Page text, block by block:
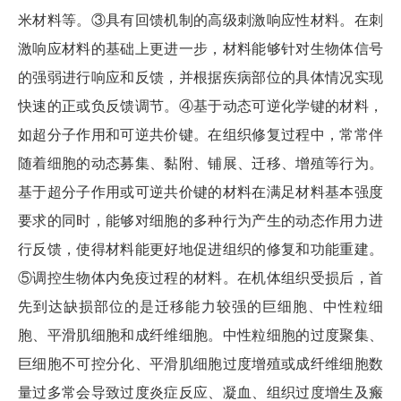
米材料等。③具有回馈机制的高级刺激响应性材料。在刺
激响应材料的基础上更进一步，材料能够针对生物体信号
的强弱进行响应和反馈，并根据疾病部位的具体情况实现
快速的正或负反馈调节。④基于动态可逆化学键的材料，
如超分子作用和可逆共价键。在组织修复过程中，常常伴
随着细胞的动态募集、黏附、铺展、迁移、增殖等行为。
基于超分子作用或可逆共价键的材料在满足材料基本强度
要求的同时，能够对细胞的多种行为产生的动态作用力进
行反馈，使得材料能更好地促进组织的修复和功能重建。
⑤调控生物体内免疫过程的材料。在机体组织受损后，首
先到达缺损部位的是迁移能力较强的巨细胞、中性粒细
胞、平滑肌细胞和成纤维细胞。中性粒细胞的过度聚集、
巨细胞不可控分化、平滑肌细胞过度增殖或成纤维细胞数
量过多常会导致过度炎症反应、凝血、组织过度增生及瘢